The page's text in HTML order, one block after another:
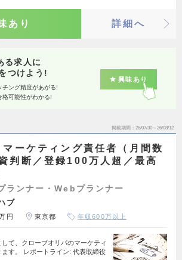
あり 詳細へ
る求人に
つけよう!
チング精度があがる!
格可能性がわかる!
興味あり
掲載期間 26/07/30～26/08/12
マーケティング責任者（月間数
判断／登録100万人超／最高
ランナー・Webプランナー
ブ
円 東京都 年収600万以上
て、クローブオリパのマーケティ
す。 レポートライン: 代表取締役